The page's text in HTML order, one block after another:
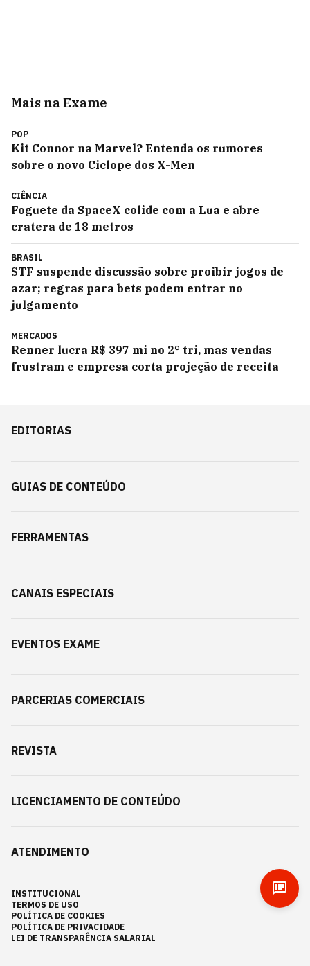
Mais na Exame
POP
Kit Connor na Marvel? Entenda os rumores
sobre o novo Ciclope dos X-Men
CIÊNCIA
Foguete da SpaceX colide com a Lua e abre
cratera de 18 metros
BRASIL
STF suspende discussão sobre proibir jogos de
azar; regras para bets podem entrar no
julgamento
MERCADOS
Renner lucra R$ 397 mi no 2° tri, mas vendas
frustram e empresa corta projeção de receita
EDITORIAS
GUIAS DE CONTEÚDO
FERRAMENTAS
CANAIS ESPECIAIS
EVENTOS EXAME
PARCERIAS COMERCIAIS
REVISTA
LICENCIAMENTO DE CONTEÚDO
ATENDIMENTO
INSTITUCIONAL
TERMOS DE USO
POLÍTICA DE COOKIES
POLÍTICA DE PRIVACIDADE
LEI DE TRANSPARÊNCIA SALARIAL